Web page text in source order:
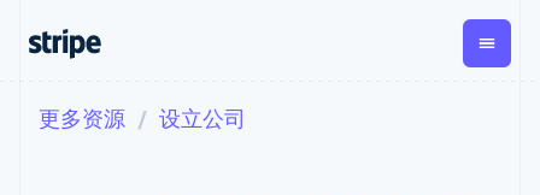
支付 营收
按企业阶段
文档学习
更多资源 设立公司